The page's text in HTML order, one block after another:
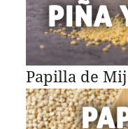
Papilla de